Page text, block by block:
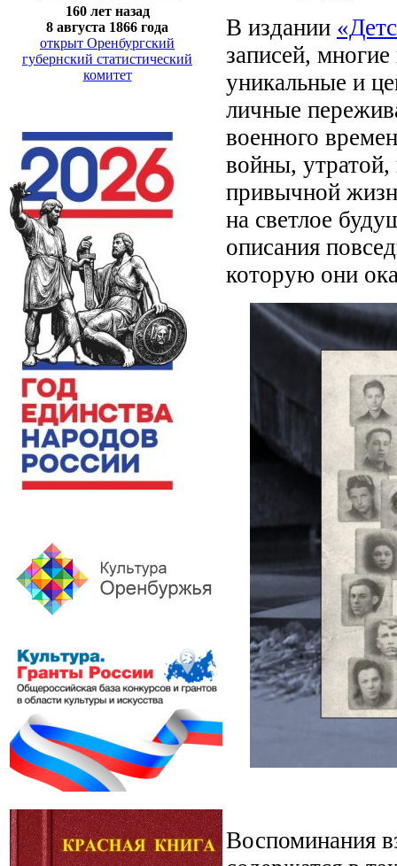
160 лет назад
8 августа 1866 года
открыт Оренбургский
губернский статистический
комитет
В издании
записей,
уникальные и
личные
военного
войны, утратой,
привычной
на светлое
описания
которую они
Воспоминания